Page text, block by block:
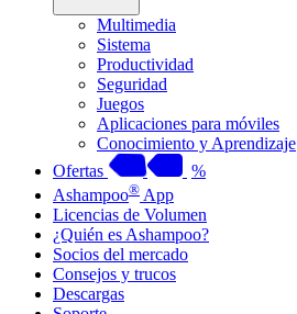
Multimedia
Sistema
Productividad
Seguridad
Juegos
Aplicaciones para móviles
Conocimiento y Aprendizaje
Ofertas
%
Ashampoo® App
Licencias de Volumen
¿Quién es Ashampoo?
Socios del mercado
Consejos y trucos
Descargas